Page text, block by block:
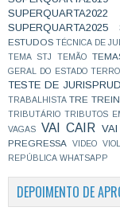
SUPERQUARTA2022
SUPERQUARTA2025
ESTUDOS TÉCNICA DE
TEMA STJ TEMÃO
GERAL DO ESTADO
TESTE DE
TRABALHISTA TRE
TRIBUTÁRIO TRIBUTOS
VAGAS
VAI CAIR
PREGRESSA
VIDEO
REPÚBLICA WHATSAPP
DEPOIMENTO DE